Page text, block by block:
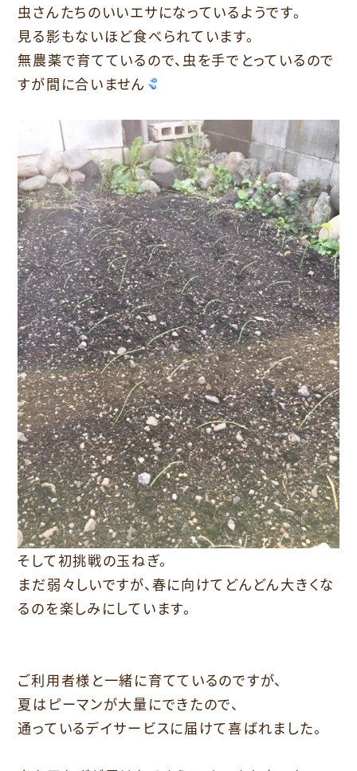
虫さんたちのいいエサになっているようです。
見る影もないほど食べられています。
無農薬で育てているので、虫を手でとっているので
すが間に合いません
そして初挑戦の玉ねぎ。
まだ弱々しいですが、春に向けてどんどん大きくな
るのを楽しみにしています。
ご利用者様と一緒に育てているのですが、
夏はピーマンが大量にできたので、
通っているデイサービスに届けて喜ばれました。